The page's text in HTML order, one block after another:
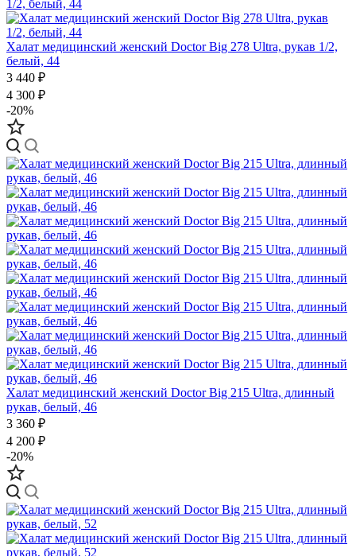
Халат медицинский женский Doctor Big 278 Ultra, рукав 1/2,
белый, 44
3 440 ₽
4 300 ₽
-20%
Халат медицинский женский Doctor Big 215 Ultra, длинный
рукав, белый, 46
3 360 ₽
4 200 ₽
-20%